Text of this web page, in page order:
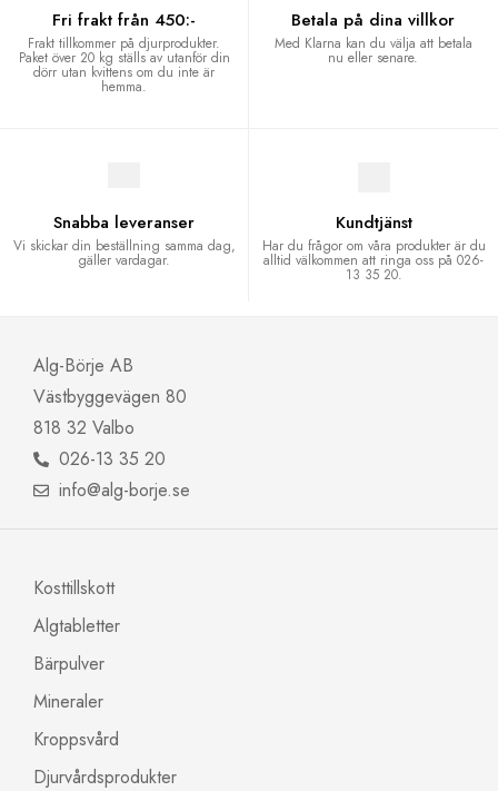
Fri frakt från 450:-
Frakt tillkommer på djurprodukter.
Paket över 20 kg ställs av utanför din
dörr utan kvittens om du inte är
hemma.
Betala på dina villkor
Med Klarna kan du välja att betala
nu eller senare.
Snabba leveranser
Vi skickar din beställning samma dag,
gäller vardagar.
Kundtjänst
Har du frågor om våra produkter är du
alltid välkommen att ringa oss på 026-
13 35 20.
Alg-Börje AB
Västbyggevägen 80
818 32 Valbo
026-13 35 20
info@alg-borje.se
Kosttillskott
Algtabletter
Bärpulver
Mineraler
Kroppsvård
Djurvårdsprodukter